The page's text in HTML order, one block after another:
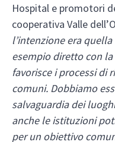
Hospital e promotori
cooperativa Valle
l’intenzione era
esempio diretto con la
favorisce i processi di
comuni. Dobbiamo
salvaguardia dei
anche le istituzioni
per un obiettivo